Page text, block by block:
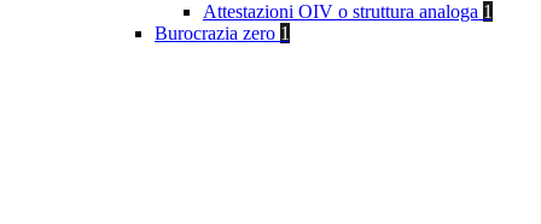
Attestazioni OIV o struttura analoga 1
Burocrazia zero 1